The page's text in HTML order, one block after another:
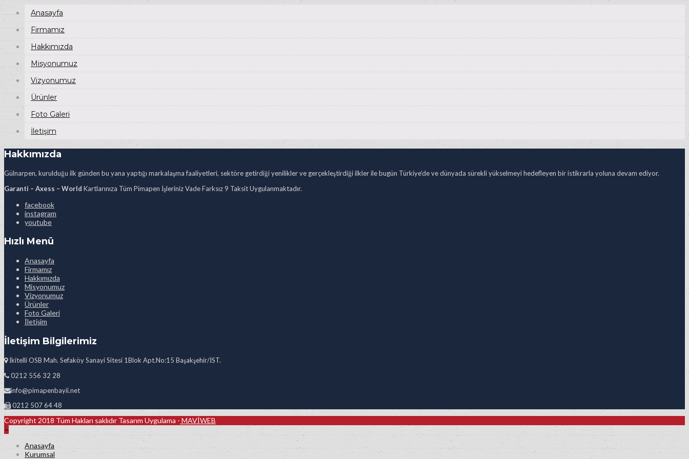
Anasayfa
Firmamız
Hakkımızda
Misyonumuz
Vizyonumuz
Ürünler
Foto Galeri
İletişim
Hakkımızda
Gülnarpen, kurulduğu ilk günden bu yana yaptığı markalaşma faaliyetleri, sektöre getirdiği yenilikler ve gerçekleştirdiği ilkler ile bugün Türkiye’de ve dünyada sürekli yükselmeyi hedefleyen bir istikrarla yoluna devam ediyor.
Garanti – Axess – World Kartlarınıza Tüm Pimapen İşleriniz Vade Farksız 9 Taksit Uygulanmaktadır.
facebook
instagram
youtube
Hızlı Menü
Anasayfa
Firmamız
Hakkımızda
Misyonumuz
Vizyonumuz
Ürünler
Foto Galeri
İletişim
İletişim Bilgilerimiz
İkitelli OSB Mah. Sefaköy Sanayi Sitesi 1Blok Apt.No:15 Başakşehir/İST.
0212 556 32 28
info@pimapenbayii.net
0212 507 64 48
Copyright 2018 Tüm Hakları saklıdır Tasarım Uygulama - MAVİWEB
Anasayfa
Kurumsal